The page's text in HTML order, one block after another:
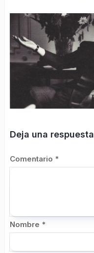
Deja una respuesta
Comentario *
Nombre *